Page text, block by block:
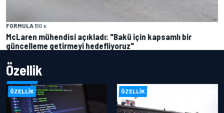
FORMULA 110 s
McLaren mühendisi açıkladı: "Bakü için kapsamlı bir
güncelleme getirmeyi hedefliyoruz"
Özellik
ÖZELLIK ÖZELLIK